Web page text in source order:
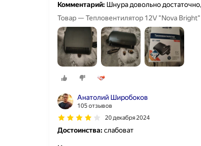
Комментарий: Шнура довольно
Товар — Тепловентилятор 12V "Nova
Анатолий Широбоков
105 отзывов
20 декабря 2024
Достоинства:слабоват